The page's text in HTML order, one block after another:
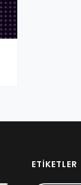
ETIKETLER